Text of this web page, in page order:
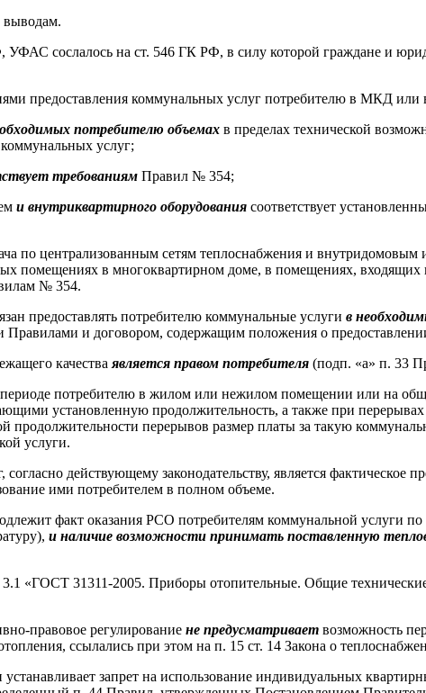
сослалось на ст. 546 ГК РФ, в силу которой граждане и
предоставления коммунальных услуг потребителю в МКД
потребителю объемах в пределах технической
услуг;
требованиям Правил № 354;
и внутриквартирного оборудования соответствует
по централизованным сетям теплоснабжения и
в многоквартирном доме, в помещениях, входящих
№ 354.
предоставлять потребителю коммунальные услуги в
Правилами и договором, содержащим положения о
качества является правом потребителя (подп. «а» п. 33
потребителю в жилом или нежилом помещении или на
установленную продолжительность, а также при
продолжительности перерывов размер платы за такую
услуги.
действующему законодательству, является фактическое
ими потребителем в полном объеме.
факт оказания РСО потребителям коммунальной услуги
и наличие возможности принимать поставленную
«ГОСТ 31311-2005. Приборы отопительные. Общие
правовое регулирование не предусматривает возможность
ссылались при этом на п. 15 ст. 14 Закона о
запрет на использование индивидуальных